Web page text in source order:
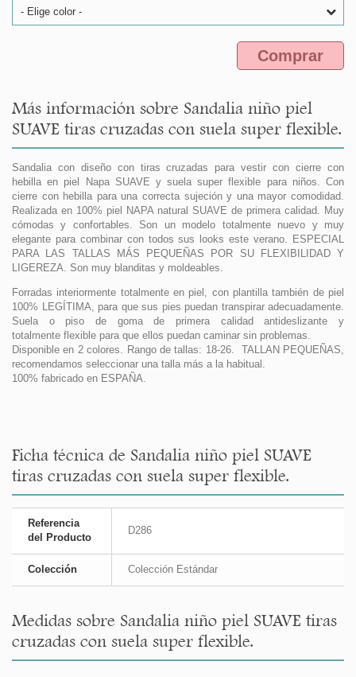
- Elige color -
Comprar
Más información sobre Sandalia niño piel
SUAVE tiras cruzadas con suela super flexible.
Sandalia con diseño con tiras cruzadas para vestir con cierre con
hebilla en piel Napa SUAVE y suela super flexible para niños. Con
cierre con hebilla para una correcta sujeción y una mayor comodidad.
Realizada en 100% piel NAPA natural SUAVE de primera calidad. Muy
cómodas y confortables. Son un modelo totalmente nuevo y muy
elegante para combinar con todos sus looks este verano. ESPECIAL
PARA LAS TALLAS MÁS PEQUEÑAS POR SU FLEXIBILIDAD Y
LIGEREZA. Son muy blanditas y moldeables.
Forradas interiormente totalmente en piel, con plantilla también de piel
100% LEGÍTIMA, para que sus pies puedan transpirar adecuadamente.
Suela o piso de goma de primera calidad antideslizante y
totalmente flexible para que ellos puedan caminar sin problemas.
Disponible en 2 colores. Rango de tallas: 18-26. TALLAN PEQUEÑAS,
recomendamos seleccionar una talla más a la habitual.
100% fabricado en ESPAÑA.
Ficha técnica de Sandalia niño piel SUAVE
tiras cruzadas con suela super flexible.
Referencia
del Producto
D286
Colección Colección Estándar
Medidas sobre Sandalia niño piel SUAVE tiras
cruzadas con suela super flexible.